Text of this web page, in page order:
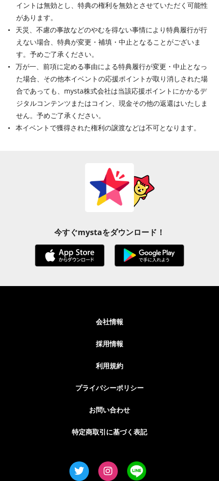
イントは無効とし、特典の権利を無効とさせていただく可能性
があります。
天災、不慮の事故などのやむを得ない事情により特典履行が行
えない場合、特典が変更・補填・中止となることがございま
す。予めご了承ください。
万が一、前項に定める事由による特典履行が変更・中止となっ
た場合、その他本イベントの応援ポイントが取り消しされた場
合であっても、mysta株式会社は当該応援ポイントにかかるデ
ジタルコンテンツまたはコイン、現金その他の返還はいたしま
せん。予めご了承ください。
本イベントで獲得された権利の譲渡などは不可となります。
今すぐmystaをダウンロード！
会社情報
採用情報
利用規約
プライバシーポリシー
お問い合わせ
特定商取引に基づく表記